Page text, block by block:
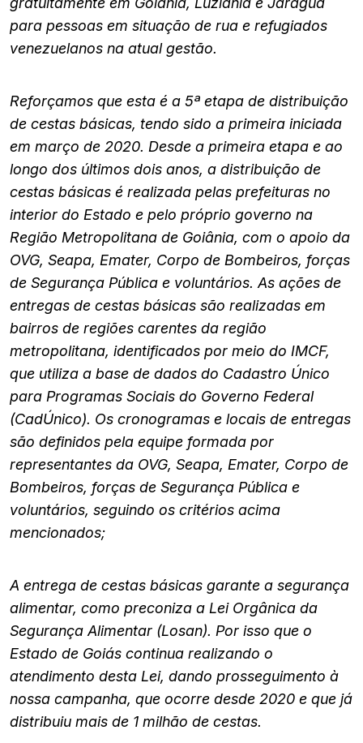
para pessoas em situação de rua e refugiados
venezuelanos na atual gestão.
Reforçamos que esta é a 5ª etapa de distribuição
de cestas básicas, tendo sido a primeira iniciada
em março de 2020. Desde a primeira etapa e ao
longo dos últimos dois anos, a distribuição de
cestas básicas é realizada pelas prefeituras no
interior do Estado e pelo próprio governo na
Região Metropolitana de Goiânia, com o apoio da
OVG, Seapa, Emater, Corpo de Bombeiros, forças
de Segurança Pública e voluntários. As ações de
entregas de cestas básicas são realizadas em
bairros de regiões carentes da região
metropolitana, identificados por meio do IMCF,
que utiliza a base de dados do Cadastro Único
para Programas Sociais do Governo Federal
(CadÚnico). Os cronogramas e locais de entregas
são definidos pela equipe formada por
representantes da OVG, Seapa, Emater, Corpo de
Bombeiros, forças de Segurança Pública e
voluntários, seguindo os critérios acima
mencionados;
A entrega de cestas básicas garante a segurança
alimentar, como preconiza a Lei Orgânica da
Segurança Alimentar (Losan). Por isso que o
Estado de Goiás continua realizando o
atendimento desta Lei, dando prosseguimento à
nossa campanha, que ocorre desde 2020 e que já
distribuiu mais de 1 milhão de cestas.